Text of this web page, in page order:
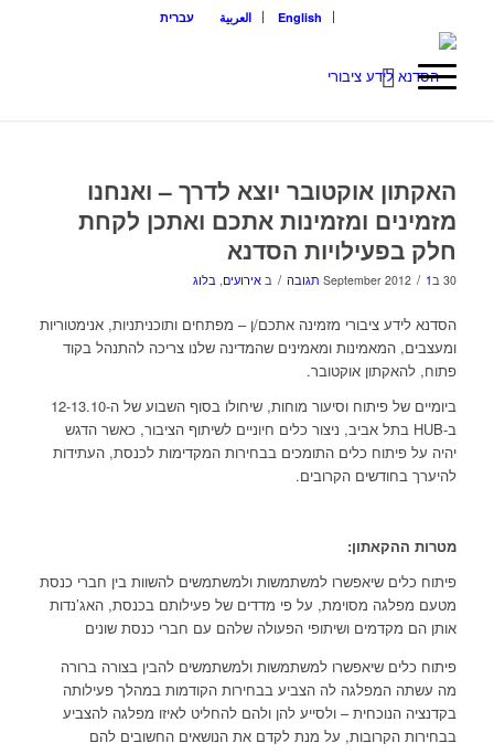
English العربية עברית
האקתון אוקטובר יוצא לדרך – ואנחנו
מזמינים ומזמינות אתכם ואתכן לקחת
חלק בפעילויות הסדנא
30 בSeptember 2012 / 1 תגובה / ב אירועים, בלוג
הסדנא לידע ציבורי מזמינה אתכם/ן – מפתחים ותוכניתניות, אנימטוריות
ומעצבים, המאמינות ומאמינים שהמדינה שלנו צריכה להתנהל בקוד
פתוח, להאקתון אוקטובר.
ביומיים של פיתוח וסיעור מוחות, שיחולו בסוף השבוע של ה-12-13.10
ב-HUB בתל אביב, ניצור כלים חיוניים לשיתוף הציבור, כאשר הדגש
יהיה על פיתוח כלים התומכים בבחירות המקדימות לכנסת, העתידות
להיערך בחודשים הקרובים.
מטרות ההקאתון:
פיתוח כלים שיאפשרו למשתמשות ולמשתמשים להשוות בין חברי כנסת
מטעם מפלגה מסוימת, על פי מדדים של פעילותם בכנסת, האג’נדות
אותן הם מקדמים ושיתופי הפעולה שלהם עם חברי כנסת שונים
פיתוח כלים שיאפשרו למשתמשות ולמשתמשים להבין בצורה ברורה
מה עשתה המפלגה לה הצביע בבחירות הקודמות במהלך פעילותה
בקדנציה הנוכחית – ולסייע להן ולהם להחליט לאיזו מפלגה להצביע
בבחירות הקרובות, על מנת לקדם את הנושאים החשובים להם